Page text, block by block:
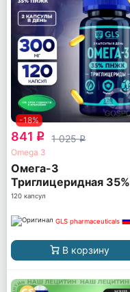
-18%
841 q 1 025q
Omega 3
Омега-3
Триглицеридная 35%
ПНЖК
120 капсул
GLS pharmaceuticals
В корзину